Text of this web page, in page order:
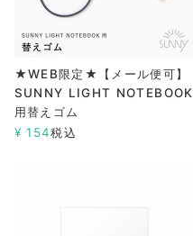
★WEB限定★【メール便可】
SUNNY LIGHT NOTEBOOK
用替えゴム
¥ 154税込